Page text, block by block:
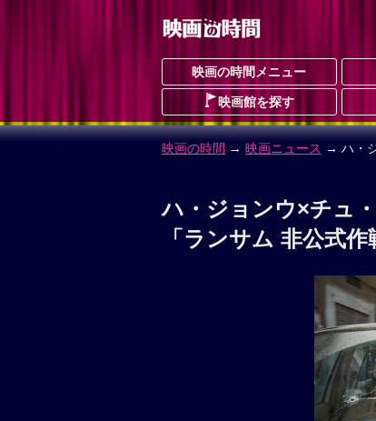
映画の時間メニュー
映画館を探す
映画の時間 → 映画ニュース → ハ・
ハ・ジョンウ×チュ
「ランサム 非公式作